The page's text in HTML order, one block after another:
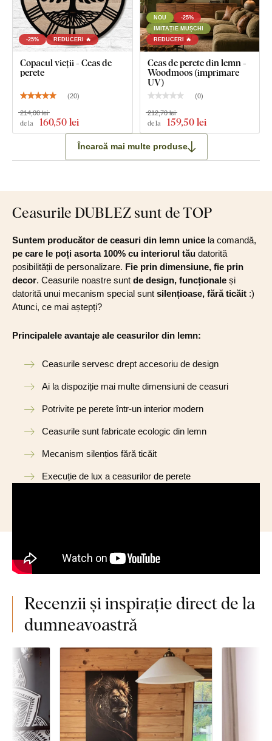
-25% REDUCERI 🔥
Copacul vieții - Ceas de
perete
(20)
de la 160,50 lei
214,00 lei
NOU
-25%
IMITAȚIE MUȘCHI
REDUCERI 🔥
Ceas de perete din lemn -
Woodmoos (imprimare
UV)
(0)
de la 159,50 lei
212,70 lei
Încarcă mai multe produse
Ceasurile DUBLEZ sunt de TOP
Suntem producător de ceasuri din lemn unice la comandă,
pe care le poți asorta 100% cu interiorul tău datorită
posibilității de personalizare. Fie prin dimensiune, fie prin
decor. Ceasurile noastre sunt de design, funcționale și
datorită unui mecanism special sunt silențioase, fără ticăit :)
Atunci, ce mai aștepți?
Principalele avantaje ale ceasurilor din lemn:
Ceasurile servesc drept accesoriu de design
Ai la dispoziție mai multe dimensiuni de ceasuri
Potrivite pe perete într-un interior modern
Ceasurile sunt fabricate ecologic din lemn
Mecanism silențios fără ticăit
Execuție de lux a ceasurilor de perete
Recenzii și inspirație direct de la
dumneavoastră